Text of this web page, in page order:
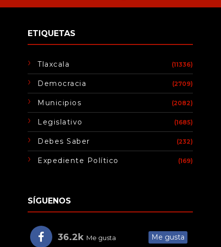
ETIQUETAS
Tlaxcala (11336)
Democracia (2709)
Municipios (2082)
Legislativo (1685)
Debes Saber (232)
Expediente Político (169)
SÍGUENOS
36.2k Me gusta Me gusta